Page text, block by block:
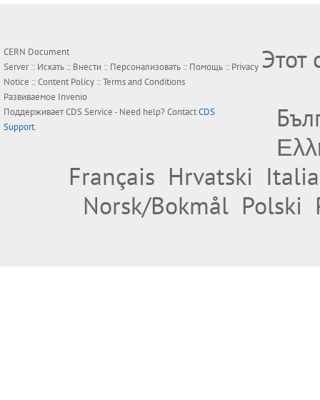
CERN Document
Server :: Искать :: Внести :: Персонализовать :: Помощь :: Privacy
Notice ::Content Policy ::Terms and Conditions
Развиваемое Invenio
ПоддерживаетCDS Service- Need help? ContactCDS
Support.
Этот
Français Hrvatski
Norsk/Bokmål Polski